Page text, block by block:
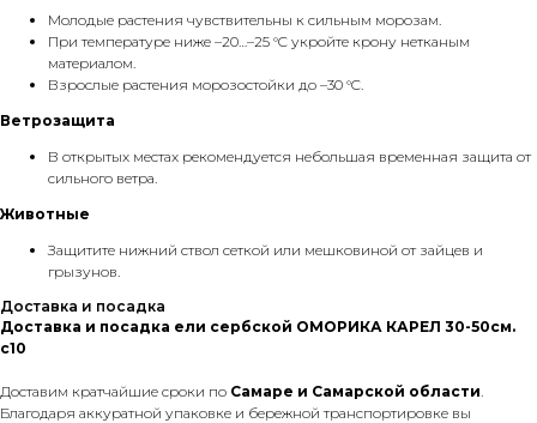
Молодые растения чувствительны к сильным морозам.
При температуре ниже –20…–25 °C укройте крону нетканым
материалом.
Взрослые растения морозостойки до –30 °C.
Ветрозащита
В открытых местах рекомендуется небольшая временная защита от
сильного ветра.
Животные
Защитите нижний ствол сеткой или мешковиной от зайцев и
грызунов.
Доставка и посадка
Доставка и посадка ели сербской ОМОРИКА КАРЕЛ 30-50см.
с10
Доставим кратчайшие сроки по Самаре и Самарской области.
Благодаря аккуратной упаковке и бережной транспортировке вы